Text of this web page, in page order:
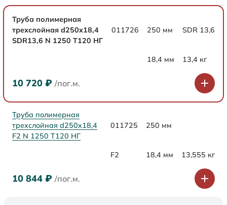
Труба полимерная
трехслойная d250x18,4
SDR13,6 N 1250 Т120 НГ
011726 250 мм SDR 13,6
18,4 мм 13,4 кг
10 720 ₽ /пог.м.
Труба полимерная
трехслойная d250x18,4
F2 N 1250 Т120 НГ
011725 250 мм
F2 18,4 мм 13,555 кг
10 844 ₽ /пог.м.